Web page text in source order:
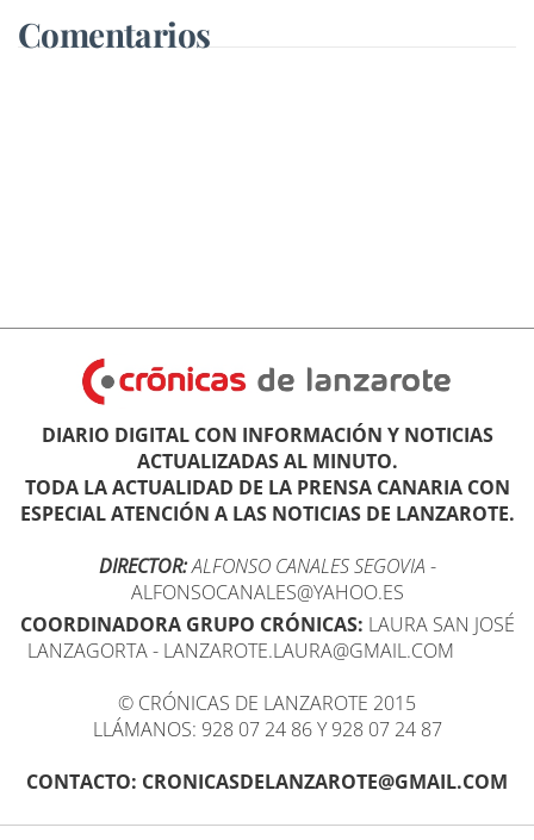
Comentarios
DIARIO DIGITAL CON INFORMACIÓN Y NOTICIAS
ACTUALIZADAS AL MINUTO.
TODA LA ACTUALIDAD DE LA PRENSA CANARIA CON
ESPECIAL ATENCIÓN A LAS NOTICIAS DE LANZAROTE.
DIRECTOR:ALFONSO CANALES SEGOVIA -
ALFONSOCANALES@YAHOO.ES
COORDINADORA GRUPO CRÓNICAS: LAURA SAN JOSÉ
LANZAGORTA - LANZAROTE.LAURA@GMAIL.COM
© CRÓNICAS DE LANZAROTE 2015
LLÁMANOS: 928 07 24 86 Y 928 07 24 87
CONTACTO: CRONICASDELANZAROTE@GMAIL.COM